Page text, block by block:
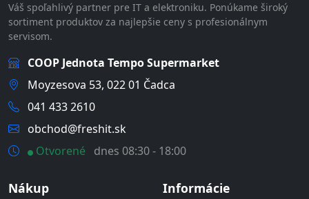
Váš spoľahlivý partner pre IT a elektroniku. Ponúkame široký
sortiment produktov za najlepšie ceny s profesionálnym
servisom.
COOP Jednota Tempo Supermarket
Moyzesova 53, 022 01 Čadca
041 433 2610
obchod@freshit.sk
Otvorené
dnes 08:30 - 18:00
Nákup Informácie